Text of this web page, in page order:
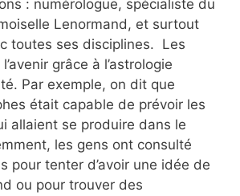
: numérologue, spécialiste du
Lenormand, et surtout
toutes ses disciplines. Les
grâce à l’astrologie
Par exemple, on dit que
était capable de prévoir les
allaient se produire dans le
les gens ont consulté
pour tenter d’avoir une idée de
ou pour trouver des